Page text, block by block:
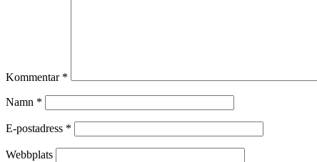
Kommentar *
Namn *
E-postadress *
Webbplats